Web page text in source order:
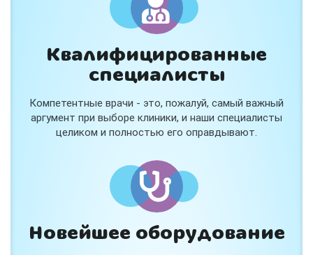
Квалифицированные
специалисты
Компетентные врачи - это, пожалуй, самый важный
аргумент при выборе клиники, и наши специалисты
целиком и полностью его оправдывают.
Новейшее оборудование
Консультация ортопеда +
тейпирование за 1 приём
Вас или вашего ребёнка беспокоят:
- боли в спине, шее, коленях или ногах?
- дискомфорт после спорта и нагрузок?
В «Медлэнд» принимает известный ортопед-
травматолог Шехмаметьев Али Зарефуллович
В прием входит:
✔️ Осмотр и консультация врача
✔️ Рекомендации по вашей ситуации
✔️Тейпирование